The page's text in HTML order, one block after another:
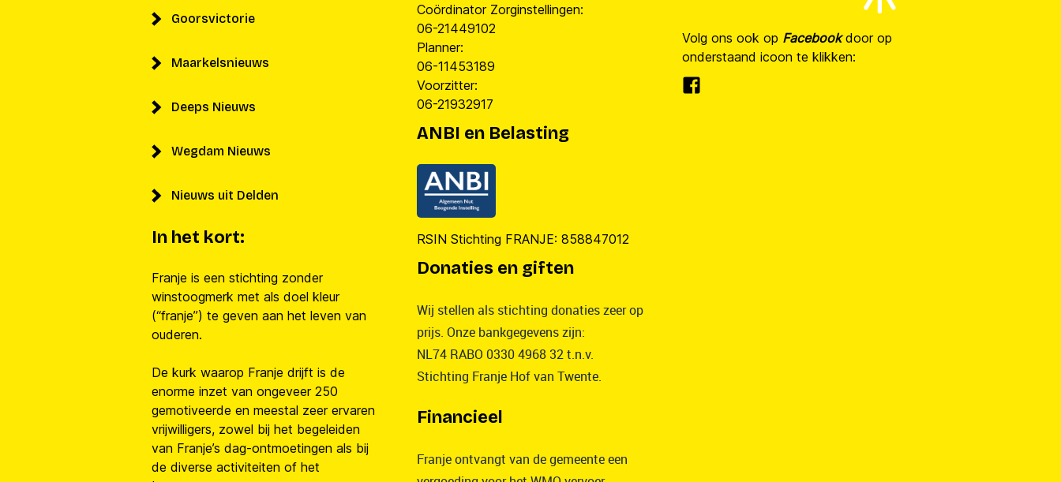
Goorsvictorie
Maarkelsnieuws
Deeps Nieuws
Wegdam Nieuws
Nieuws uit Delden
In het kort:
Franje is een stichting zonder
winstoogmerk met als doel kleur
(“franje”) te geven aan het leven van
ouderen.
De kurk waarop Franje drijft is de
enorme inzet van ongeveer 250
gemotiveerde en meestal zeer ervaren
vrijwilligers, zowel bij het begeleiden
van Franje’s dag-ontmoetingen als bij
de diverse activiteiten of het
Coördinator Zorginstellingen:
06-21449102
Planner:
06-11453189
Voorzitter:
06-21932917
ANBI en Belasting
RSIN Stichting FRANJE: 858847012
Donaties en giften
Wij stellen als stichting donaties zeer op
prijs. Onze bankgegevens zijn:
NL74 RABO 0330 4968 32 t.n.v.
Stichting Franje Hof van Twente.
Financieel
Franje ontvangt van de gemeente een
Volg ons ook op Facebookdoor op
onderstaand icoon te klikken: